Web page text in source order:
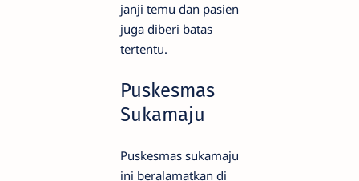
janji temu dan pasien
juga diberi batas
tertentu.
Puskesmas
Sukamaju
Puskesmas sukamaju
ini beralamatkan di